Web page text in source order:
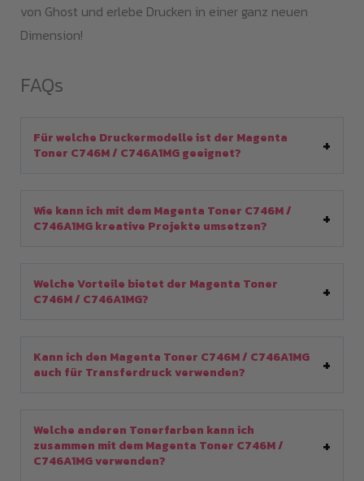
von Ghost und erlebe Drucken in einer ganz neuen
Dimension!
FAQs
Für welche Druckermodelle ist der Magenta
Toner C746M / C746A1MG geeignet?
Wie kann ich mit dem Magenta Toner C746M /
C746A1MG kreative Projekte umsetzen?
Welche Vorteile bietet der Magenta Toner
C746M / C746A1MG?
Kann ich den Magenta Toner C746M / C746A1MG
auch für Transferdruck verwenden?
Welche anderen Tonerfarben kann ich
zusammen mit dem Magenta Toner C746M /
C746A1MG verwenden?